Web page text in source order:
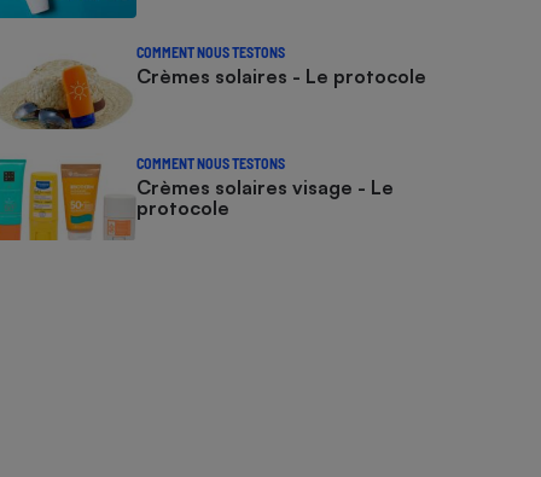
COMMENT NOUS TESTONS
Crèmes solaires - Le protocole
COMMENT NOUS TESTONS
Crèmes solaires visage - Le
protocole